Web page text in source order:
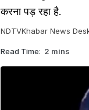
करना पड़ रहा है.
NDTVKhabar News
Read Time: 2 mins